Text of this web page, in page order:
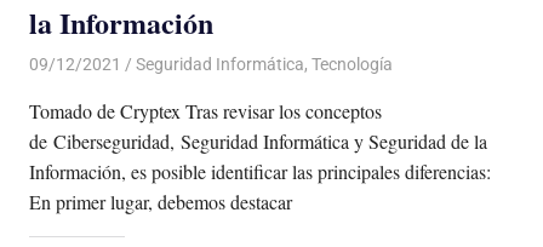
la Información
09/12/2021 De todo un Poco
Seguridad Informática, Tecnología
Tomado de Cryptex Tras revisar los conceptos
de Ciberseguridad, Seguridad Informática y Seguridad de la
Información, es posible identificar las principales diferencias:
En primer lugar, debemos destacar